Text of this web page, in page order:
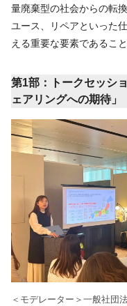
量廃棄型の社会からの転
ユース、リペアといった
える重要な要素であるこ
第1部：トークセッシ
ェアリングへの期待」
＜モデレーター＞一般社団